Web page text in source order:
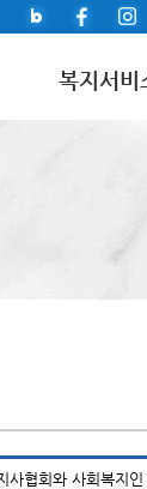
복지서비
사협회와 사회복지